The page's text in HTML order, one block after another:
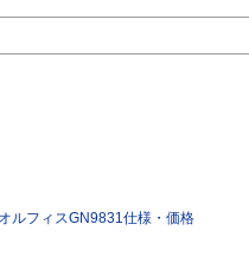
オルフィスGN9831仕様・価格